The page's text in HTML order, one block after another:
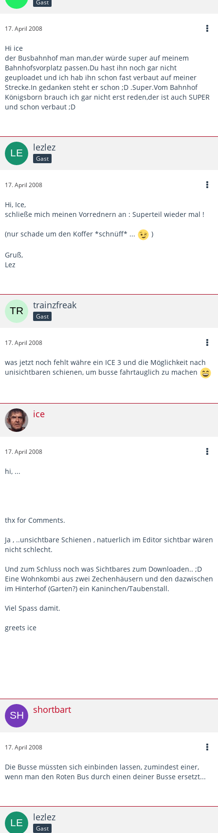
Gast
17. April 2008
Hi ice
der Busbahnhof man man,der würde super auf meinem
Bahnhofsvorplatz passen.Du hast ihn noch gar nicht
geuploadet und ich hab ihn schon fast verbaut auf meiner
Strecke.In gedanken steht er schon ;D .Super.Vom Bahnhof
Königsborn brauch ich gar nicht erst reden,der ist auch SUPER
und schon verbaut ;D
lezlez
Gast
17. April 2008
Hi, Ice,
schließe mich meinen Vorrednern an : Superteil wieder mal !
(nur schade um den Koffer *schnüff* ... )
Gruß,
Lez
trainzfreak
Gast
17. April 2008
was jetzt noch fehlt währe ein ICE 3 und die Möglichkeit nach
unisichtbaren schienen, um busse fahrtauglich zu machen
ice
17. April 2008
hi, ...
thx for Comments.
Ja , ..unsichtbare Schienen , natuerlich im Editor sichtbar wären
nicht schlecht.
Und zum Schluss noch was Sichtbares zum Downloaden.. ;D
Eine Wohnkombi aus zwei Zechenhäusern und den dazwischen
im Hinterhof (Garten?) ein Kaninchen/Taubenstall.
Viel Spass damit.
greets ice
shortbart
17. April 2008
Die Busse müssten sich einbinden lassen, zumindest einer,
wenn man den Roten Bus durch einen deiner Busse ersetzt...
lezlez
Gast